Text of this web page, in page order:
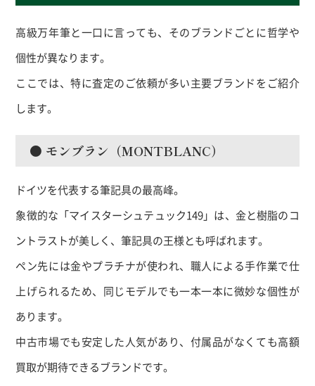
高級万年筆と一口に言っても、そのブランドごとに哲学や
個性が異なります。
ここでは、特に査定のご依頼が多い主要ブランドをご紹介
します。
● モンブラン（MONTBLANC）
ドイツを代表する筆記具の最高峰。
象徴的な「マイスターシュテュック149」は、金と樹脂のコ
ントラストが美しく、筆記具の王様とも呼ばれます。
ペン先には金やプラチナが使われ、職人による手作業で仕
上げられるため、同じモデルでも一本一本に微妙な個性が
あります。
中古市場でも安定した人気があり、付属品がなくても高額
買取が期待できるブランドです。